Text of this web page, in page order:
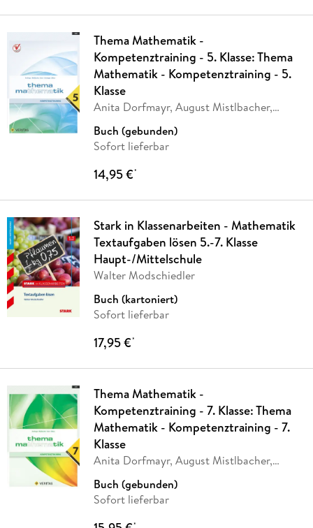
Thema Mathematik -
Kompetenztraining - 5. Klasse: Thema
Mathematik - Kompetenztraining - 5.
Klasse
Anita Dorfmayr, August Mistlbacher,
Buch (gebunden)
Sofort lieferbar
14,95 €*
Stark in Klassenarbeiten - Mathematik
Textaufgaben lösen 5.-7. Klasse
Haupt-/Mittelschule
Walter Modschiedler
Buch (kartoniert)
Sofort lieferbar
17,95 €*
Thema Mathematik -
Kompetenztraining - 7. Klasse: Thema
Mathematik - Kompetenztraining - 7.
Klasse
Anita Dorfmayr, August Mistlbacher,
Buch (gebunden)
Sofort lieferbar
*